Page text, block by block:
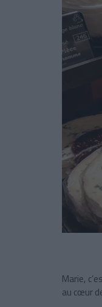
Marie,
au cœur